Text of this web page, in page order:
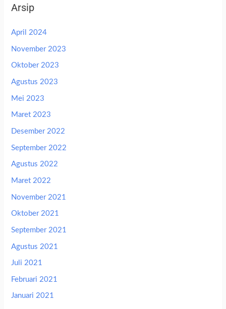
Arsip
April 2024
November 2023
Oktober 2023
Agustus 2023
Mei 2023
Maret 2023
Desember 2022
September 2022
Agustus 2022
Maret 2022
November 2021
Oktober 2021
September 2021
Agustus 2021
Juli 2021
Februari 2021
Januari 2021